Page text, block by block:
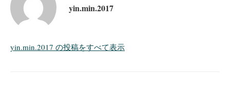
yin.min.2017
yin.min.2017 の投稿をすべて表示